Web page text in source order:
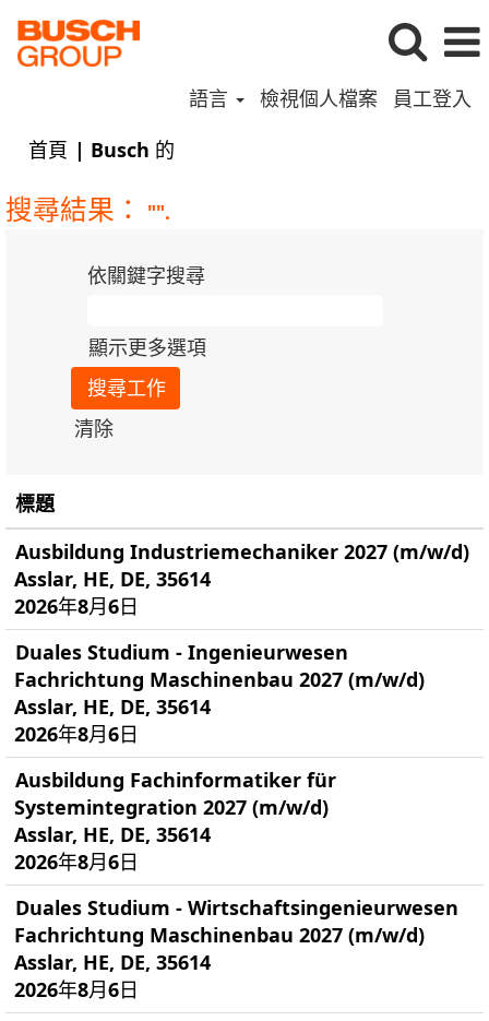
語言 檢視個人檔案
員工登入
首頁 | Busch 的
搜尋結果： "".
依關鍵字搜尋
顯示更多選項
清除
標題
Ausbildung Industriemechaniker 2027 (m/w/d)
Asslar, HE, DE, 35614
2026年8月6日
Duales Studium - Ingenieurwesen
Fachrichtung Maschinenbau 2027 (m/w/d)
Asslar, HE, DE, 35614
2026年8月6日
Ausbildung Fachinformatiker für
Systemintegration 2027 (m/w/d)
Asslar, HE, DE, 35614
2026年8月6日
Duales Studium - Wirtschaftsingenieurwesen
Fachrichtung Maschinenbau 2027 (m/w/d)
Asslar, HE, DE, 35614
2026年8月6日